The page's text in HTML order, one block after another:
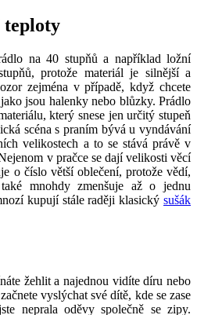
teploty
na 40 stupňů a například ložní
protože materiál je silnější a
zejména v případě, když chcete
jsou halenky nebo blůzky. Prádlo
který snese jen určitý stupeň
scéna s praním bývá u vyndávání
velikostech a to se stává právě v
v pračce se dají velikosti věcí
o číslo větší oblečení, protože vědí,
mnohdy zmenšuje až o jednu
kupují stále raději klasický sušák
žehlit a najednou vidíte díru nebo
vyslýchat své dítě, kde se zase
neprala oděvy společně se zipy.